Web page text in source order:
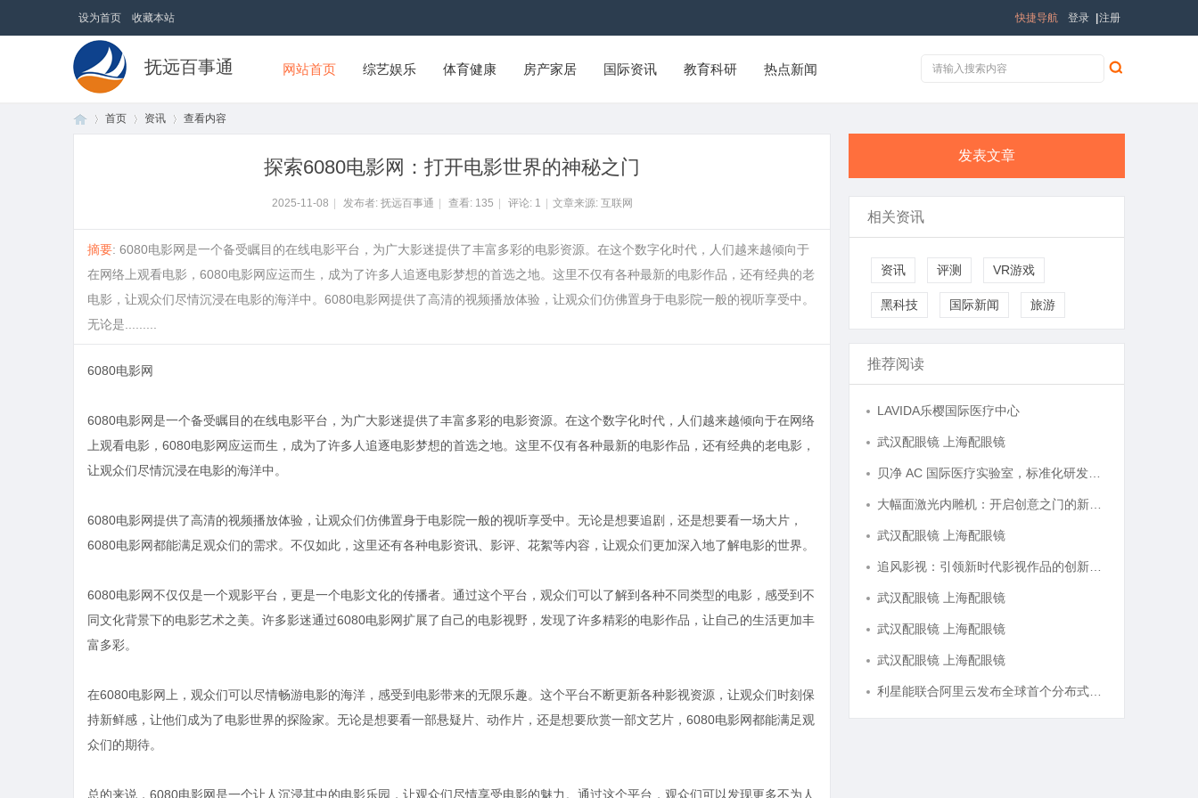
设为首页 收藏本站 登录 注册
快捷导航
抚远百事通 网站首页 综艺娱乐 体育健康 房产家居 国际资讯 教育科研 热点新闻
首页 资讯 查看内容
探索6080电影网：打开电影世界的神秘之门
2025-11-08 发布者: 抚远百事通 查看: 135 评论: 1 文章来源: 互联网
摘要: 6080电影网是一个备受瞩目的在线电影平台，为广大影迷提供了丰富多彩的电影资源。在这个数字化时代，人们越来越倾向于
在网络上观看电影，6080电影网应运而生，成为了许多人追逐电影梦想的首选之地。这里不仅有各种最新的电影作品，还有经典的老
电影，让观众们尽情沉浸在电影的海洋中。6080电影网提供了高清的视频播放体验，让观众们仿佛置身于电影院一般的视听享受中。
无论是.........
6080电影网
6080电影网是一个备受瞩目的在线电影平台，为广大影迷提供了丰富多彩的电影资源。在这个数字化时代，人们越来越倾向于在网络
上观看电影，6080电影网应运而生，成为了许多人追逐电影梦想的首选之地。这里不仅有各种最新的电影作品，还有经典的老电影，
让观众们尽情沉浸在电影的海洋中。
6080电影网提供了高清的视频播放体验，让观众们仿佛置身于电影院一般的视听享受中。无论是想要追剧，还是想要看一场大片，
6080电影网都能满足观众们的需求。不仅如此，这里还有各种电影资讯、影评、花絮等内容，让观众们更加深入地了解电影的世界。
6080电影网不仅仅是一个观影平台，更是一个电影文化的传播者。通过这个平台，观众们可以了解到各种不同类型的电影，感受到不
同文化背景下的电影艺术之美。许多影迷通过6080电影网扩展了自己的电影视野，发现了许多精彩的电影作品，让自己的生活更加丰
富多彩。
在6080电影网上，观众们可以尽情畅游电影的海洋，感受到电影带来的无限乐趣。这个平台不断更新各种影视资源，让观众们时刻保
持新鲜感，让他们成为了电影世界的探险家。无论是想要看一部悬疑片、动作片，还是想要欣赏一部文艺片，6080电影网都能满足观
众们的期待。
总的来说，6080电影网是一个让人沉浸其中的电影乐园，让观众们尽情享受电影的魅力。通过这个平台，观众们可以发现更多不为人
发表文章
相关资讯
资讯 评测 VR游戏
黑科技 国际新闻 旅游
推荐阅读
LAVIDA乐樱国际医疗中心
武汉配眼镜 上海配眼镜
武汉配眼镜 上海配眼镜
武汉配眼镜 上海配眼镜
武汉配眼镜 上海配眼镜
武汉配眼镜 上海配眼镜